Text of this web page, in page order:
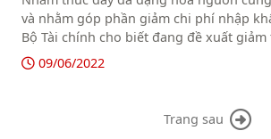
và nhằm góp phần giảm chi phí nhập
Bộ Tài chính cho biết đang đề xuất
ưu đãi (MFN) đối với xăng từ 20% xuống
09/06/2022
Trang sau